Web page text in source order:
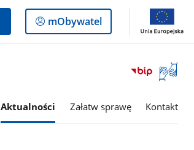
Logowanie
do
mObywatel
Otwórz
okno
Aktualności Załatw sprawę Kontakt